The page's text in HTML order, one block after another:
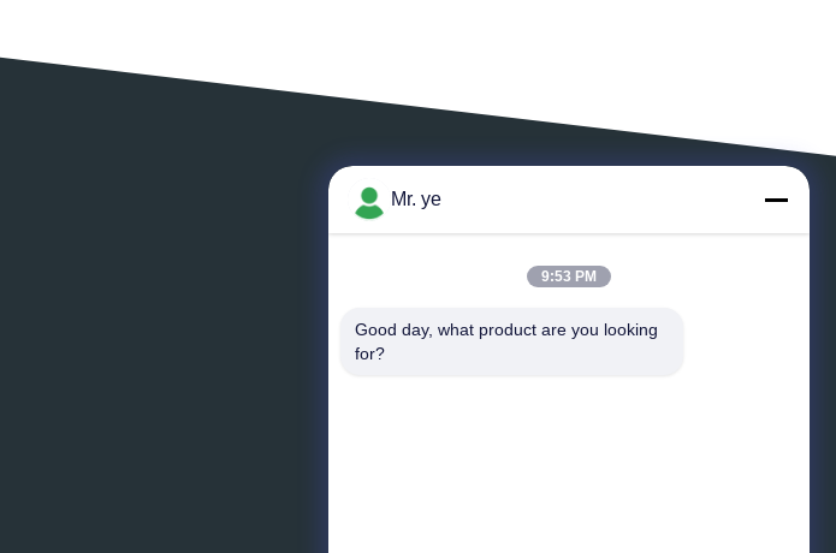
एक संदेश छोड़ें
Mr. ye
9:53 PM
Good day, what product are you looking
for?